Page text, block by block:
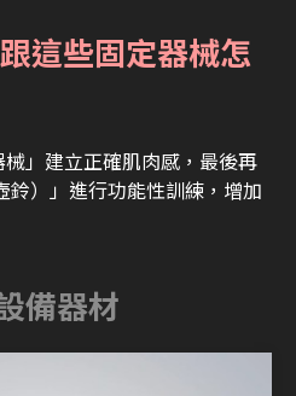
這些固定器械怎
」建立正確肌肉感，最後再
鈴）」進行功能性訓練，增加
備器材